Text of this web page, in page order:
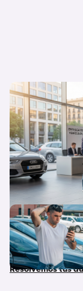
Flexibilidad
renting
¿Qué diferencias
coche nuevo,
stock y coche de
Resolvemos tus